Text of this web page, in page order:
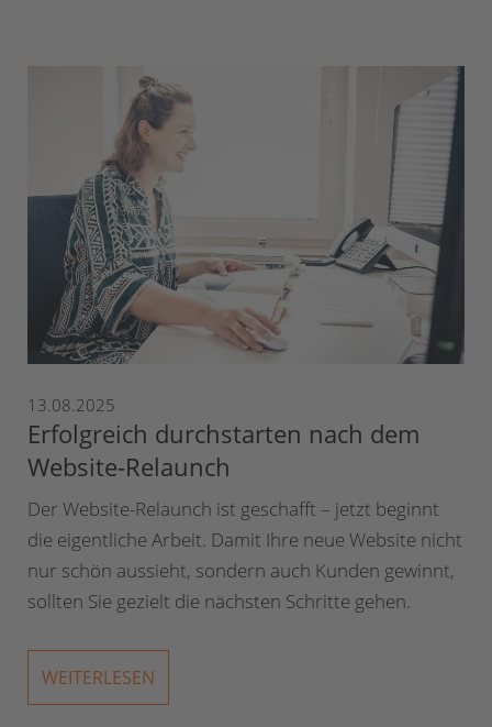
13.08.2025
Erfolgreich durchstarten nach dem
Website-Relaunch
Der Website-Relaunch ist geschafft – jetzt beginnt
die eigentliche Arbeit. Damit Ihre neue Website nicht
nur schön aussieht, sondern auch Kunden gewinnt,
sollten Sie gezielt die nächsten Schritte gehen.
WEITERLESEN